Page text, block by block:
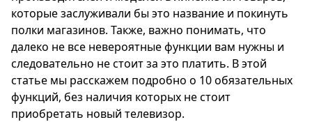
которые заслуживали бы это название и покинуть
полки магазинов. Также, важно понимать, что
далеко не все невероятные функции вам нужны и
следовательно не стоит за это платить. В этой
статье мы расскажем подробно о 10 обязательных
функций, без наличия которых не стоит
приобретать новый телевизор.